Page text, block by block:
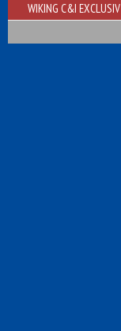
WIKING C&I EXCLUSIV